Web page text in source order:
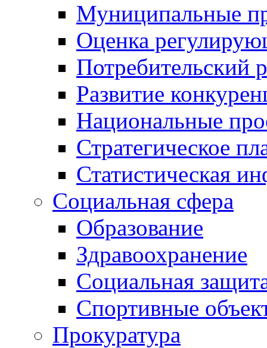
Муниципальные
Оценка
Потребительский
Развитие
Национальные
Стратегическое
Статистическая
Социальная сфера
Образование
Здравоохранение
Социальная
Спортивные
Прокуратура